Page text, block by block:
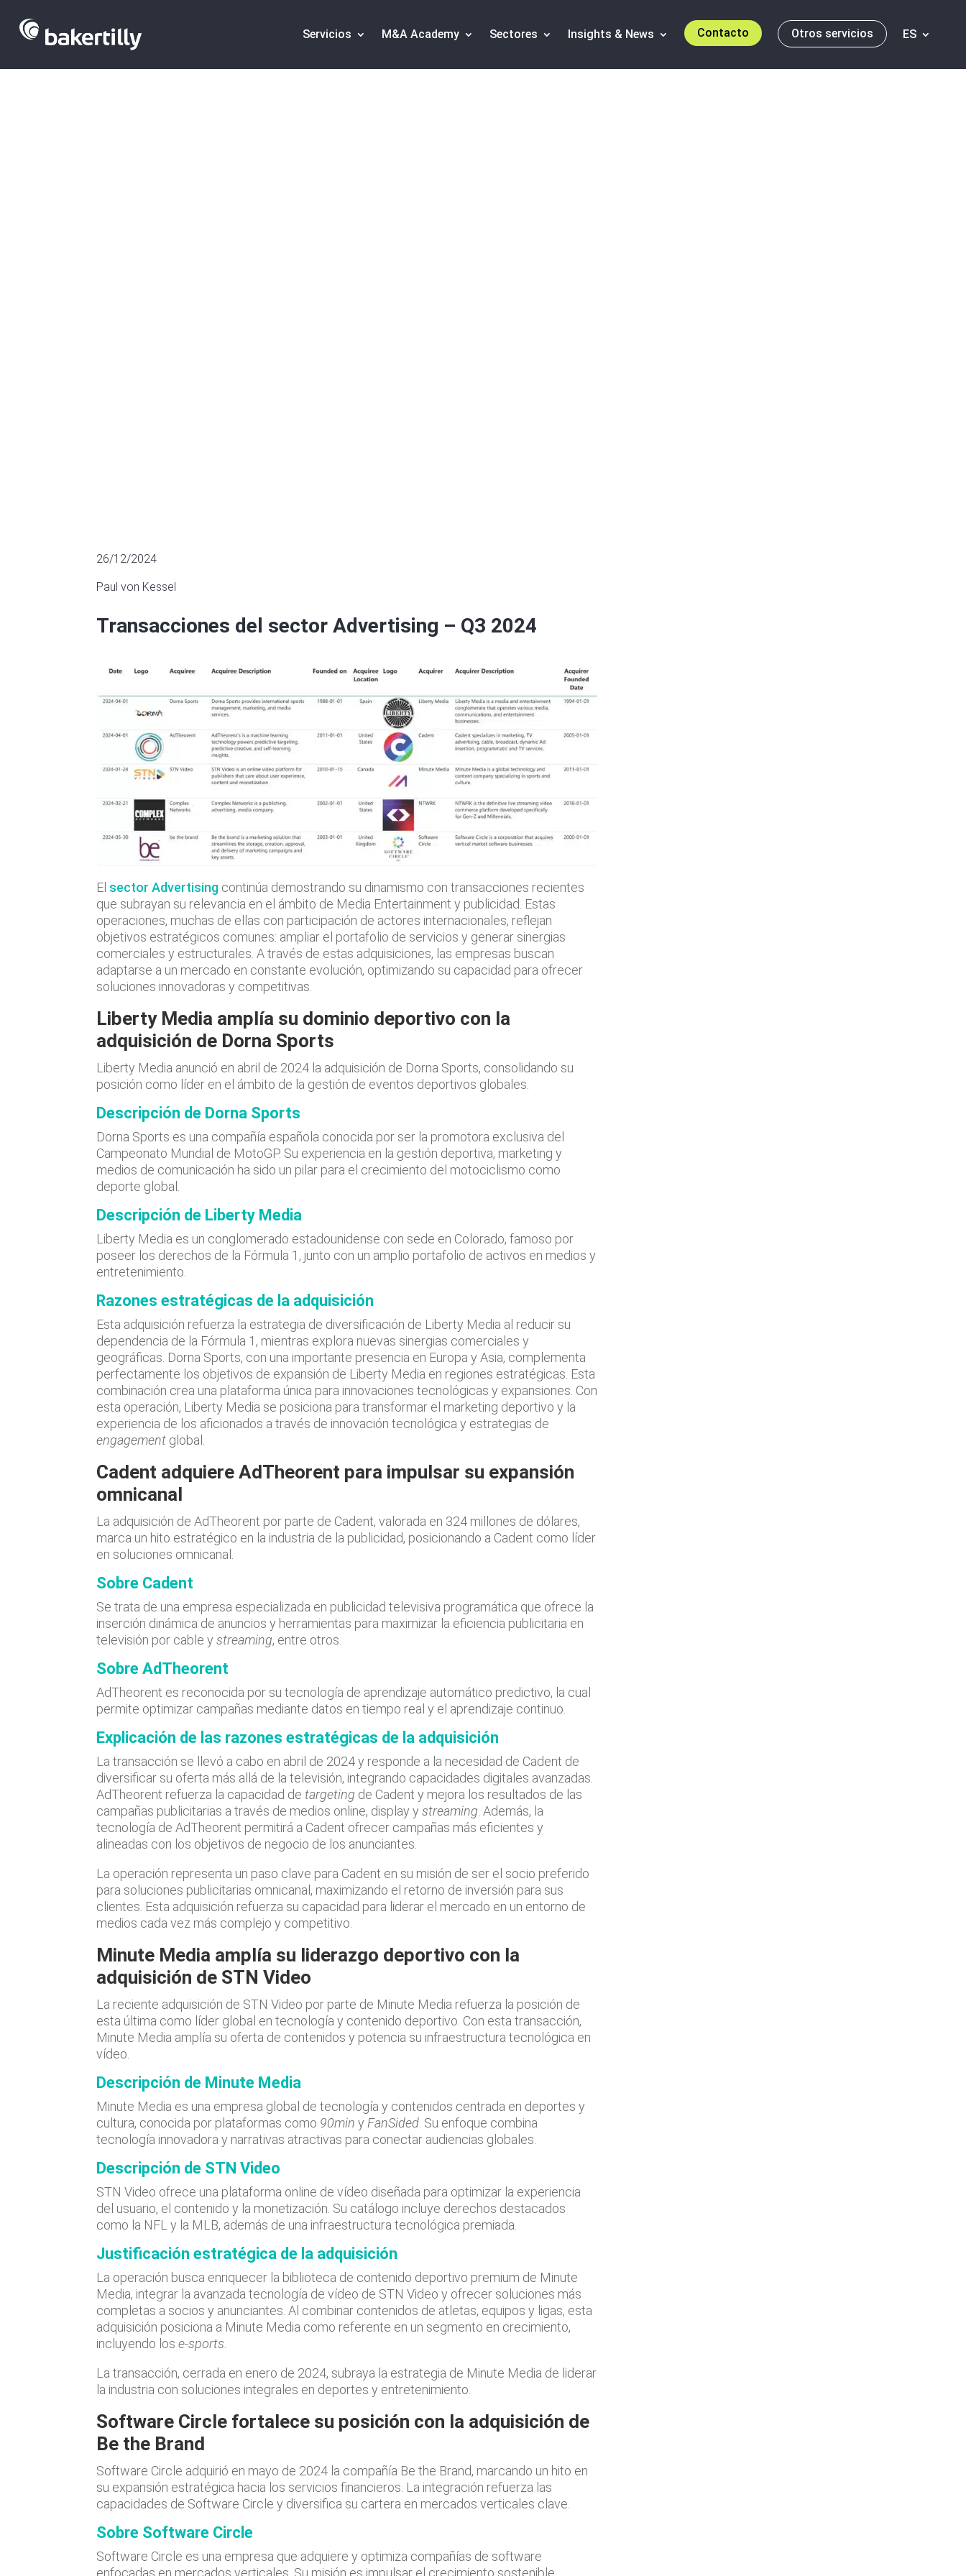
Servicios M&A Academy Sectores Insights & News Contacto Otros servicios ES
26/12/2024
Paul von Kessel
Transacciones del sector Advertising – Q3 2024
El sector Advertising continúa demostrando su dinamismo con transacciones recientes
que subrayan su relevancia en el ámbito de Media Entertainment y publicidad. Estas
operaciones, muchas de ellas con participación de actores internacionales, reflejan
objetivos estratégicos comunes: ampliar el portafolio de servicios y generar sinergias
comerciales y estructurales. A través de estas adquisiciones, las empresas buscan
adaptarse a un mercado en constante evolución, optimizando su capacidad para ofrecer
soluciones innovadoras y competitivas.
Liberty Media amplía su dominio deportivo con la
adquisición de Dorna Sports
Liberty Media anunció en abril de 2024 la adquisición de Dorna Sports, consolidando su
posición como líder en el ámbito de la gestión de eventos deportivos globales.
Descripción de Dorna Sports
Dorna Sports es una compañía española conocida por ser la promotora exclusiva del
Campeonato Mundial de MotoGP. Su experiencia en la gestión deportiva, marketing y
medios de comunicación ha sido un pilar para el crecimiento del motociclismo como
deporte global.
Descripción de Liberty Media
Liberty Media es un conglomerado estadounidense con sede en Colorado, famoso por
poseer los derechos de la Fórmula 1, junto con un amplio portafolio de activos en medios y
entretenimiento.
Razones estratégicas de la adquisición
Esta adquisición refuerza la estrategia de diversificación de Liberty Media al reducir su
dependencia de la Fórmula 1, mientras explora nuevas sinergias comerciales y
geográficas. Dorna Sports, con una importante presencia en Europa y Asia, complementa
perfectamente los objetivos de expansión de Liberty Media en regiones estratégicas. Esta
combinación crea una plataforma única para innovaciones tecnológicas y expansiones. Con
esta operación, Liberty Media se posiciona para transformar el marketing deportivo y la
experiencia de los aficionados a través de innovación tecnológica y estrategias de
engagement global.
Cadent adquiere AdTheorent para impulsar su expansión
omnicanal
La adquisición de AdTheorent por parte de Cadent, valorada en 324 millones de dólares,
marca un hito estratégico en la industria de la publicidad, posicionando a Cadent como líder
en soluciones omnicanal.
Sobre Cadent
Se trata de una empresa especializada en publicidad televisiva programática que ofrece la
inserción dinámica de anuncios y herramientas para maximizar la eficiencia publicitaria en
televisión por cable ystreaming, entre otros.
Sobre AdTheorent
AdTheorent es reconocida por su tecnología de aprendizaje automático predictivo, la cual
permite optimizar campañas mediante datos en tiempo real y el aprendizaje continuo.
Explicación de las razones estratégicas de la adquisición
La transacción se llevó a cabo en abril de 2024 y responde a la necesidad de Cadent de
diversificar su oferta más allá de la televisión, integrando capacidades digitales avanzadas.
AdTheorent refuerza la capacidad de targeting de Cadent y mejora los resultados de las
campañas publicitarias a través de medios online, display ystreaming . Además, la
tecnología de AdTheorent permitirá a Cadent ofrecer campañas más eficientes y
alineadas con los objetivos de negocio de los anunciantes.
La operación representa un paso clave para Cadent en su misión de ser el socio preferido
para soluciones publicitarias omnicanal, maximizando el retorno de inversión para sus
clientes. Esta adquisición refuerza su capacidad para liderar el mercado en un entorno de
medios cada vez más complejo y competitivo.
Minute Media amplía su liderazgo deportivo con la
adquisición de STN Video
La reciente adquisición de STN Video por parte de Minute Media refuerza la posición de
esta última como líder global en tecnología y contenido deportivo. Con esta transacción,
Minute Media amplía su oferta de contenidos y potencia su infraestructura tecnológica en
vídeo.
Descripción de Minute Media
Minute Media es una empresa global de tecnología y contenidos centrada en deportes y
cultura, conocida por plataformas como 90min y FanSided . Su enfoque combina
tecnología innovadora y narrativas atractivas para conectar audiencias globales.
Descripción de STN Video
STN Video ofrece una plataforma online de vídeo diseñada para optimizar la experiencia
del usuario, el contenido y la monetización. Su catálogo incluye derechos destacados
como la NFL y la MLB, además de una infraestructura tecnológica premiada.
Justificación estratégica de la adquisición
La operación busca enriquecer la biblioteca de contenido deportivo premium de Minute
Media, integrar la avanzada tecnología de vídeo de STN Video y ofrecer soluciones más
completas a socios y anunciantes. Al combinar contenidos de atletas, equipos y ligas, esta
adquisición posiciona a Minute Media como referente en un segmento en crecimiento,
incluyendo lose-sports
La transacción, cerrada en enero de 2024, subraya la estrategia de Minute Media de liderar
la industria con soluciones integrales en deportes y entretenimiento.
Software Circle fortalece su posición con la adquisición de
Be the Brand
Software Circle adquirió en mayo de 2024 la compañía Be the Brand, marcando un hito en
su expansión estratégica hacia los servicios financieros. La integración refuerza las
capacidades de Software Circle y diversifica su cartera en mercados verticales clave.
Sobre Software Circle
Software Circle es una empresa que adquiere y optimiza compañías de software
enfocadas en mercados verticales. Su misión es impulsar el crecimiento sostenible